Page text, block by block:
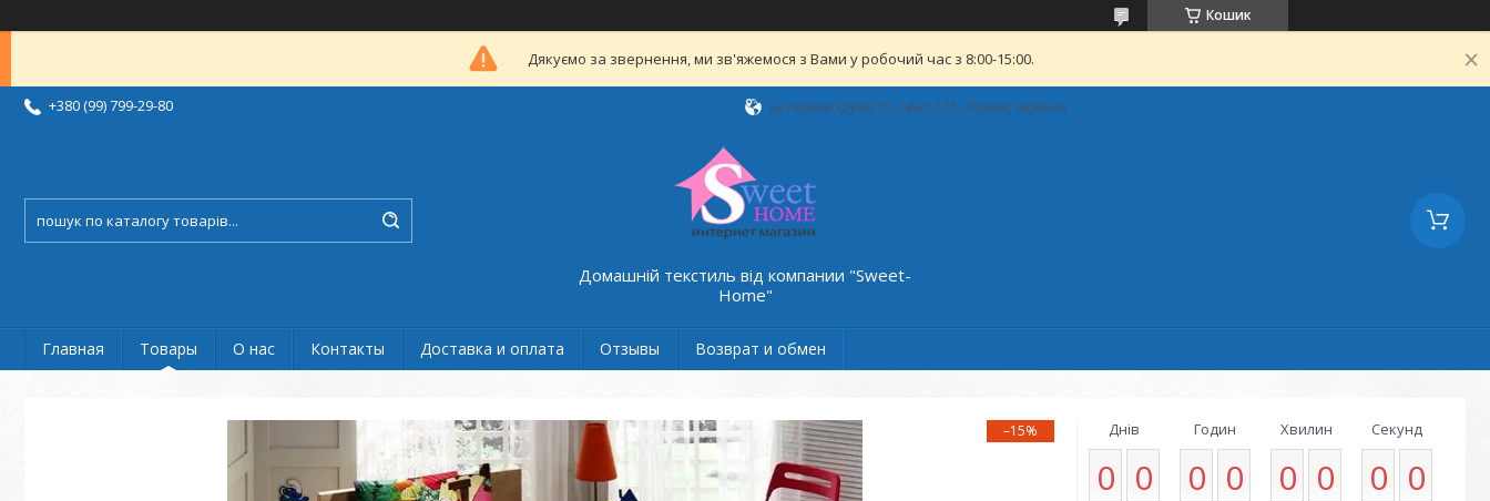
Кошик
Дякуємо за звернення, ми зв'яжемося з Вами у робочий час з 8:00-15:00.
+380 (99) 799-29-80 ул.Героев Труда 15, офис 135., Харків, Україна
Домашній текстиль від компании "Sweet-
Home"
Главная Товары О нас Контакты Доставка и оплата Отзывы Возврат и обмен
–15% Днів
0 0
Годин
0 0
Хвилин
0 0
Секунд
0 0